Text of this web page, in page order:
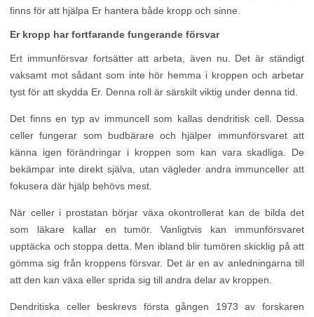
finns för att hjälpa Er hantera både kropp och sinne.
Er kropp har fortfarande fungerande försvar
Ert immunförsvar fortsätter att arbeta, även nu. Det är ständigt
vaksamt mot sådant som inte hör hemma i kroppen och arbetar
tyst för att skydda Er. Denna roll är särskilt viktig under denna tid.
Det finns en typ av immuncell som kallas dendritisk cell. Dessa
celler fungerar som budbärare och hjälper immunförsvaret att
känna igen förändringar i kroppen som kan vara skadliga. De
bekämpar inte direkt själva, utan vägleder andra immunceller att
fokusera där hjälp behövs mest.
När celler i prostatan börjar växa okontrollerat kan de bilda det
som läkare kallar en tumör. Vanligtvis kan immunförsvaret
upptäcka och stoppa detta. Men ibland blir tumören skicklig på att
gömma sig från kroppens försvar. Det är en av anledningarna till
att den kan växa eller sprida sig till andra delar av kroppen.
Dendritiska celler beskrevs första gången 1973 av forskaren